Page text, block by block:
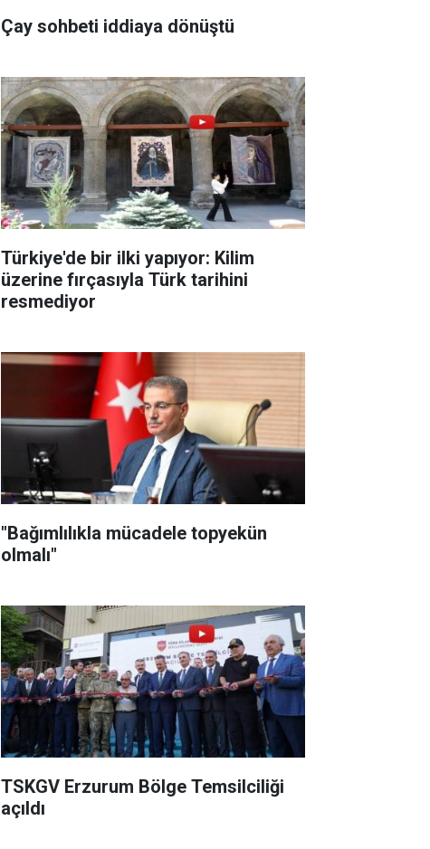
Çay sohbeti iddiaya dönüştü
Türkiye'de bir ilki yapıyor: Kilim
üzerine fırçasıyla Türk tarihini
resmediyor
"Bağımlılıkla mücadele topyekün
olmalı"
TSKGV Erzurum Bölge Temsilciliği
açıldı